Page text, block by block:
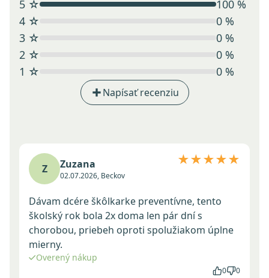
5 ☆
100 %
4 ☆
0 %
3 ☆
0 %
2 ☆
0 %
1 ☆
0 %
Napísať recenziu
Z Zuzana
02.07.2026, Beckov
★★★★★
Dávam dcére škôlkarke preventívne, tento
školský rok bola 2x doma len pár dní s
chorobou, priebeh oproti spolužiakom úplne
mierny.
Overený nákup
0 0